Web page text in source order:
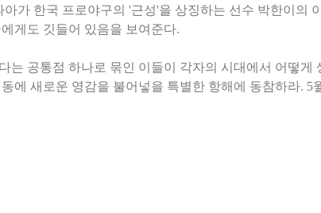
가 한국 프로야구의 '근성'을 상징하는 선수 박한이의
게도 깃들어 있음을 보여준다.
는 공통점 하나로 묶인 이들이 각자의 시대에서 어떻게
에 새로운 영감을 불어넣을 특별한 항해에 동참하라. 5